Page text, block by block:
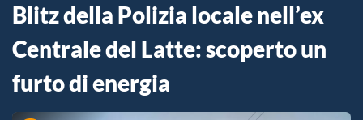
Blitz della Polizia locale nell’ex
Centrale del Latte: scoperto un
furto di energia